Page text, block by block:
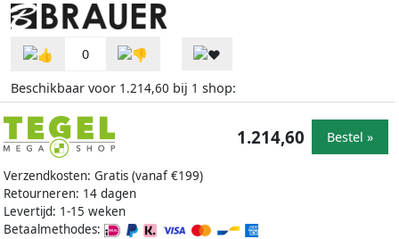
0
Beschikbaar voor 1.214,60 bij 1 shop:
Verzendkosten: Gratis (vanaf €199)
Retourneren: 14 dagen
Levertijd: 1-15 weken
Betaalmethodes:
1.214,60 Bestel »